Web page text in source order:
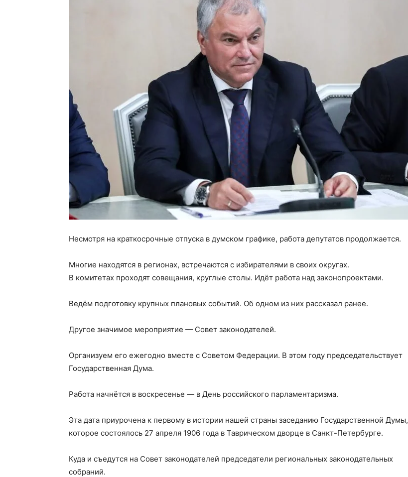
Несмотря на краткосрочные отпуска в думском графике, работа депутатов продолжается.
Многие находятся в регионах, встречаются с избирателями в своих округах.
В комитетах проходят совещания, круглые столы. Идёт работа над законопроектами.
Ведём подготовку крупных плановых событий. Об одном из них рассказал ранее.
Другое значимое мероприятие — Совет законодателей.
Организуем его ежегодно вместе с Советом Федерации. В этом году председательствует
Государственная Дума.
Работа начнётся в воскресенье — в День российского парламентаризма.
Эта дата приурочена к первому в истории нашей страны заседанию Государственной Думы,
которое состоялось 27 апреля 1906 года в Таврическом дворце в Санкт-Петербурге.
Куда и съедутся на Совет законодателей председатели региональных законодательных
собраний.